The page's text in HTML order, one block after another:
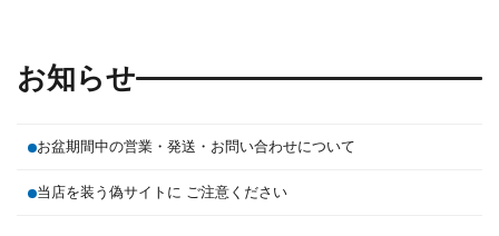
お知らせ
お盆期間中の営業・発送・お問い合わせについて
当店を装う偽サイトに ご注意ください